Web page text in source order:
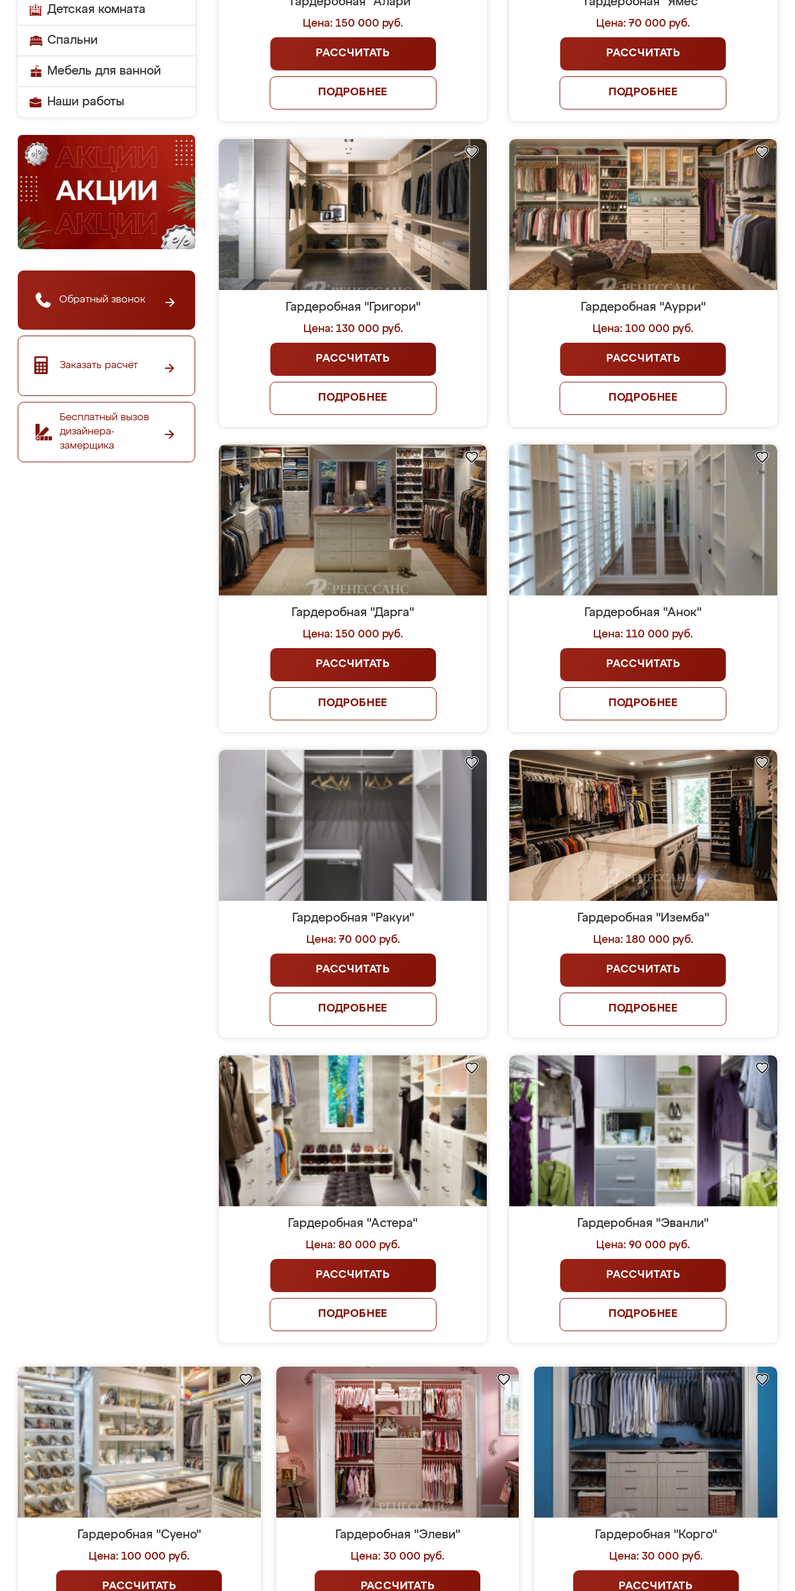
Детская комната
Спальни
Мебель для ванной
Наши работы
Обратный звонок
Заказать расчёт
Бесплатный вызов
дизайнера-
замерщика
Цена: 150 000 руб.
РАССЧИТАТЬ
ПОДРОБНЕЕ
Цена: 70 000 руб.
РАССЧИТАТЬ
ПОДРОБНЕЕ
Гардеробная "Григори"
Цена: 130 000 руб.
РАССЧИТАТЬ
ПОДРОБНЕЕ
Гардеробная "Аурри"
Цена: 100 000 руб.
РАССЧИТАТЬ
ПОДРОБНЕЕ
Гардеробная "Дарга"
Цена: 150 000 руб.
РАССЧИТАТЬ
ПОДРОБНЕЕ
Гардеробная "Анок"
Цена: 110 000 руб.
РАССЧИТАТЬ
ПОДРОБНЕЕ
Гардеробная "Ракуи"
Цена: 70 000 руб.
РАССЧИТАТЬ
ПОДРОБНЕЕ
Гардеробная "Иземба"
Цена: 180 000 руб.
РАССЧИТАТЬ
ПОДРОБНЕЕ
Гардеробная "Астера"
Цена: 80 000 руб.
РАССЧИТАТЬ
ПОДРОБНЕЕ
Гардеробная "Эванли"
Цена: 90 000 руб.
РАССЧИТАТЬ
ПОДРОБНЕЕ
Гардеробная "Суено"
Цена: 100 000 руб.
РАССЧИТАТЬ
Гардеробная "Элеви"
Цена: 30 000 руб.
РАССЧИТАТЬ
Гардеробная "Корго"
Цена: 30 000 руб.
РАССЧИТАТЬ